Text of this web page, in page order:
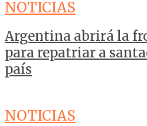
NOTICIAS
Argentina abrirá la
para repatriar a
país
NOTICIAS